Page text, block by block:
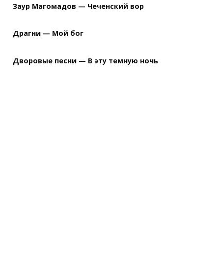
Заур Магомадов — Чеченский вор
Драгни — Мой бог
Дворовые песни — В эту темную ночь